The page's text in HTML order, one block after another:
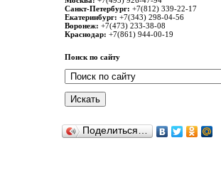
Санкт-Петербург: +7(812) 339-22-17
Екатеринбург: +7(343) 298-04-56
Воронеж: +7(473) 233-38-08
Краснодар: +7(861) 944-00-19
Поиск по сайту
Поделиться…